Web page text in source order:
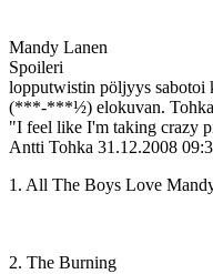
Mandy Lanen
Spoileri
lopputwistin pöljyys sabotoi
(***-***½) elokuvan.
"I feel like I'm taking crazy
Antti Tohka 31.12.2008
1. All The Boys Love
2. The Burning